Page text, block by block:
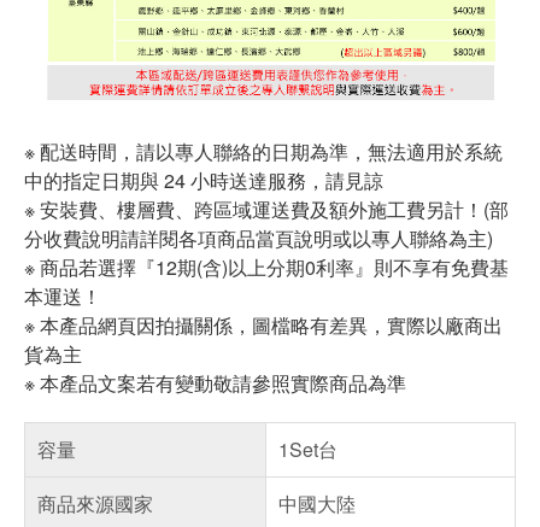
※ 配送時間，請以專人聯絡的日期為準，無法適用於系統
中的指定日期與 24 小時送達服務，請見諒
※ 安裝費、樓層費、跨區域運送費及額外施工費另計！(部
分收費說明請詳閱各項商品當頁說明或以專人聯絡為主)
※ 商品若選擇『12期(含)以上分期0利率』則不享有免費基
本運送！
※ 本產品網頁因拍攝關係，圖檔略有差異，實際以廠商出
貨為主
※ 本產品文案若有變動敬請參照實際商品為準
容量
1Set台
商品來源國家
中國大陸